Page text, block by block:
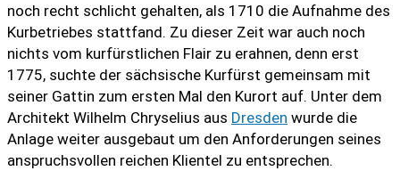
noch recht schlicht gehalten, als 1710 die Aufnahme des
Kurbetriebes stattfand. Zu dieser Zeit war auch noch
nichts vom kurfürstlichen Flair zu erahnen, denn erst
1775, suchte der sächsische Kurfürst gemeinsam mit
seiner Gattin zum ersten Mal den Kurort auf. Unter dem
Architekt Wilhelm Chryselius aus Dresden wurde die
Anlage weiter ausgebaut um den Anforderungen seines
anspruchsvollen reichen Klientel zu entsprechen.